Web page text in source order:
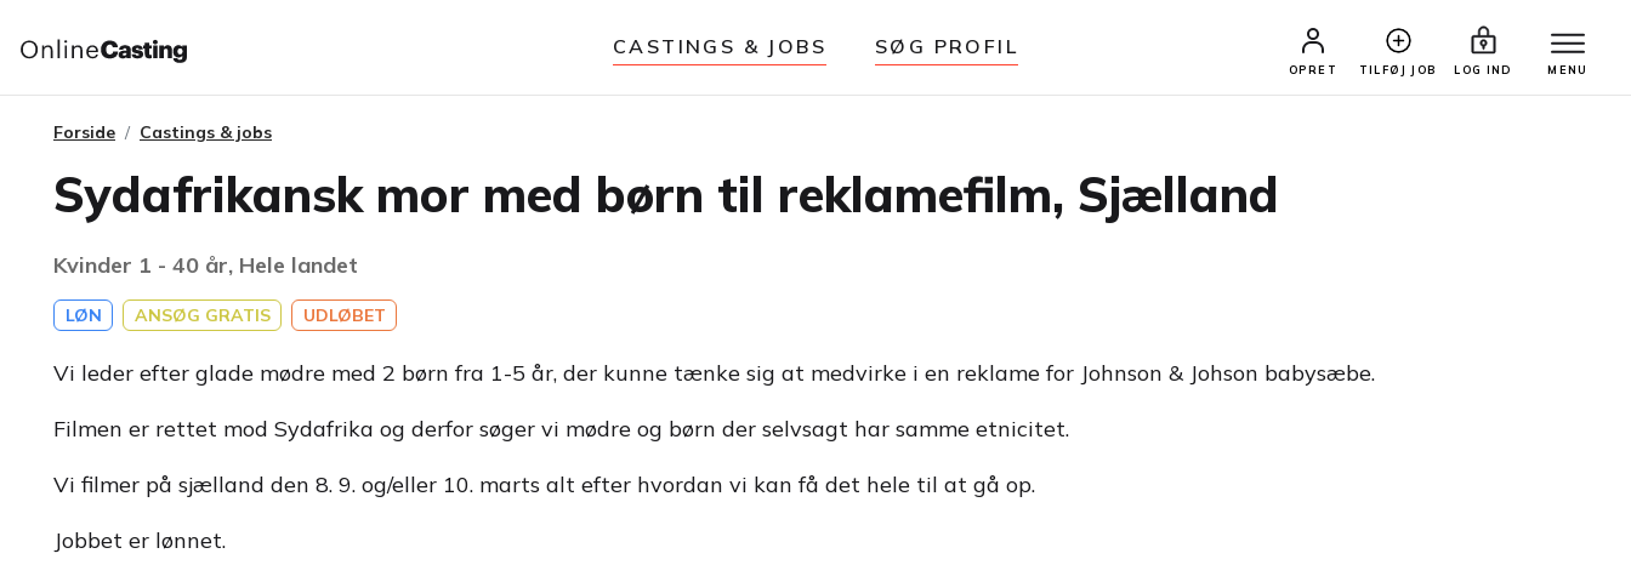
CASTINGS & JOBS SØG PROFIL
OPRET TILFØJ JOB LOG IND MENU
Forside Castings & jobs
Sydafrikansk mor med børn til reklamefilm, Sjælland
Kvinder 1 - 40 år, Hele landet
LØN ANSØG GRATIS UDLØBET
Vi leder efter glade mødre med 2 børn fra 1-5 år, der kunne tænke sig at medvirke i en reklame for Johnson & Johson babysæbe.
Filmen er rettet mod Sydafrika og derfor søger vi mødre og børn der selvsagt har samme etnicitet.
Vi filmer på sjælland den 8. 9. og/eller 10. marts alt efter hvordan vi kan få det hele til at gå op.
Jobbet er lønnet.